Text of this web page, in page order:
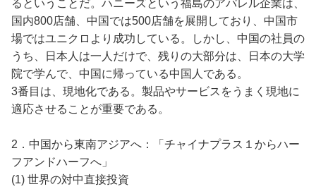
るということだ。ハニーズという福島のアパレル企業は、
国内800店舗、中国では500店舗を展開しており、中国市
場ではユニクロより成功している。しかし、中国の社員の
うち、日本人は一人だけで、残りの大部分は、日本の大学
院で学んで、中国に帰っている中国人である。
3番目は、現地化である。製品やサービスをうまく現地に
適応させることが重要である。
2．中国から東南アジアへ：「チャイナプラス１からハー
フアンドハーフへ」
(1) 世界の対中直接投資